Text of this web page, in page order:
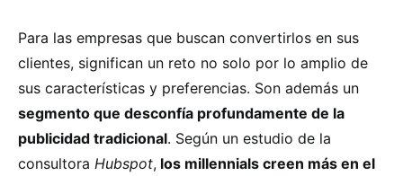
Para las empresas que buscan convertirlos en sus
clientes, significan un reto no solo por lo amplio de
sus características y preferencias. Son además un
segmento que desconfía profundamente de la
publicidad tradicional. Según un estudio de la
consultora Hubspot, los millennials creen más en el